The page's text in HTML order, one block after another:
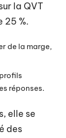
la QVT
25 %.
de la marge,
réponses.
elle se
des